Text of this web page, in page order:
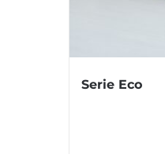
Serie Eco